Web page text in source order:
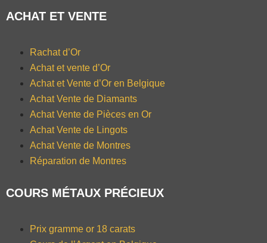
ACHAT ET VENTE
Rachat d’Or
Achat et vente d’Or
Achat et Vente d’Or en Belgique
Achat Vente de Diamants
Achat Vente de Pièces en Or
Achat Vente de Lingots
Achat Vente de Montres
Réparation de Montres
COURS MÉTAUX PRÉCIEUX
Prix gramme or 18 carats